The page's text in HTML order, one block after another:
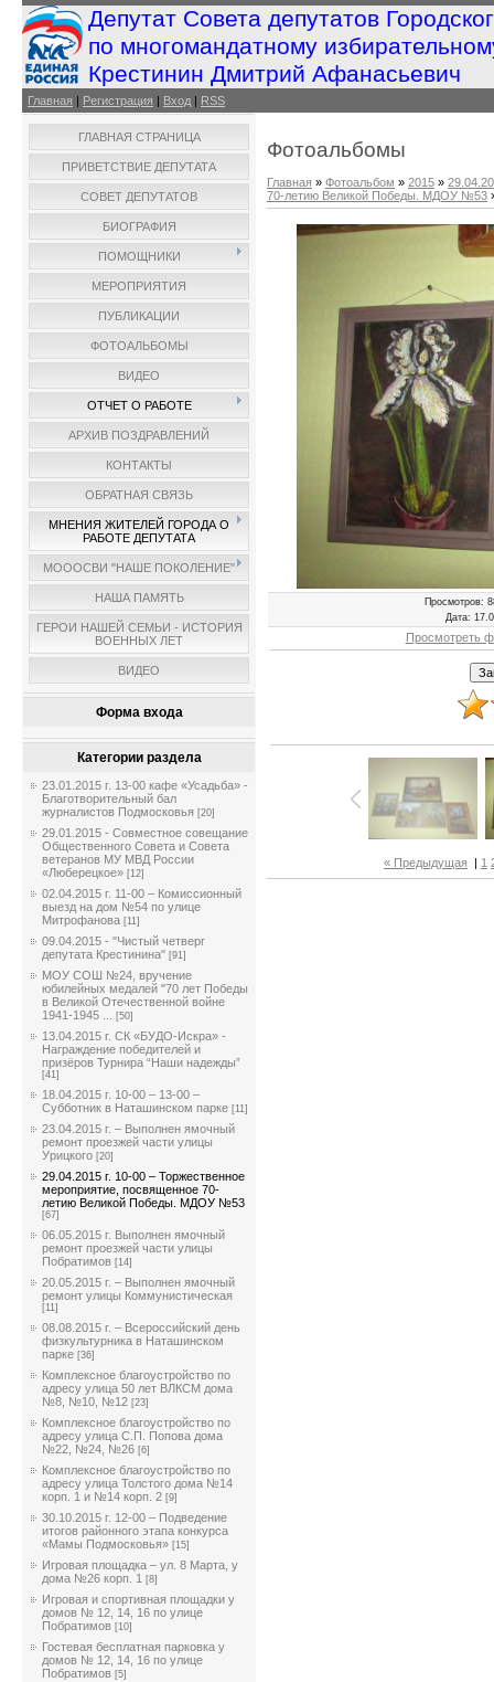
Депутат Совета депутатов
по многомандатному
Крестинин Дмитрий Афанасьевич
Главная | Регистрация | Вход | RSS
ГЛАВНАЯ СТРАНИЦА
ПРИВЕТСТВИЕ ДЕПУТАТА
СОВЕТ ДЕПУТАТОВ
БИОГРАФИЯ
ПОМОЩНИКИ
МЕРОПРИЯТИЯ
ПУБЛИКАЦИИ
ФОТОАЛЬБОМЫ
ВИДЕО
ОТЧЕТ О РАБОТЕ
АРХИВ ПОЗДРАВЛЕНИЙ
КОНТАКТЫ
ОБРАТНАЯ СВЯЗЬ
МНЕНИЯ ЖИТЕЛЕЙ ГОРОДА О
РАБОТЕ ДЕПУТАТА
МОООСВИ "НАШЕ ПОКОЛЕНИЕ"
НАША ПАМЯТЬ
ГЕРОИ НАШЕЙ СЕМЬИ - ИСТОРИЯ
ВОЕННЫХ ЛЕТ
ВИДЕО
Форма входа
Категории раздела
23.01.2015 г. 13-00 кафе «Усадьба» -
Благотворительный бал
журналистов Подмосковья [20]
29.01.2015 - Совместное совещание
Общественного Совета и Совета
ветеранов МУ МВД России
«Люберецкое» [12]
02.04.2015 г. 11-00 – Комиссионный
выезд на дом №54 по улице
Митрофанова [11]
09.04.2015 - "Чистый четверг
депутата Крестинина" [91]
МОУ СОШ №24, вручение
юбилейных медалей "70 лет Победы
в Великой Отечественной войне
1941-1945 ...
[50]
13.04.2015 г. СК «БУДО-Искра» -
Награждение победителей и
призёров Турнира “Наши надежды”
[41]
18.04.2015 г. 10-00 – 13-00 –
Субботник в Наташинском парке [11]
23.04.2015 г. – Выполнен ямочный
ремонт проезжей части улицы
Урицкого [20]
29.04.2015 г. 10-00 – Торжественное
мероприятие, посвященное 70-
летию Великой Победы. МДОУ №53
[67]
06.05.2015 г. Выполнен ямочный
ремонт проезжей части улицы
Побратимов [14]
20.05.2015 г. – Выполнен ямочный
ремонт улицы Коммунистическая
[11]
08.08.2015 г. – Всероссийский день
физкультурника в Наташинском
парке [36]
Комплексное благоустройство по
адресу улица 50 лет ВЛКСМ дома
№8, №10, №12 [23]
Комплексное благоустройство по
адресу улица С.П. Попова дома
№22, №24, №26 [6]
Комплексное благоустройство по
адресу улица Толстого дома №14
корп. 1 и №14 корп. 2 [9]
30.10.2015 г. 12-00 – Подведение
итогов районного этапа конкурса
«Мамы Подмосковья» [15]
Игровая площадка – ул. 8 Марта, у
дома №26 корп. 1 [8]
Игровая и спортивная площадки у
домов № 12, 14, 16 по улице
Побратимов [10]
Гостевая бесплатная парковка у
домов № 12, 14, 16 по улице
Побратимов [5]
Фотоальбомы
Главная » Фотоальбом » 2015 »
70-летию Великой Победы. МДОУ №53
Просмотров:
Дата:
Просмотреть
« Предыдущая | 1